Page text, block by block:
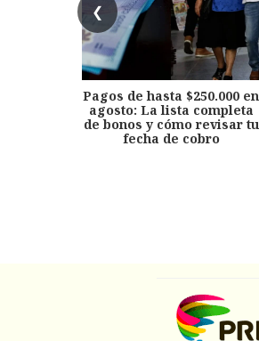
❮
Pagos de hasta $250.000 en
agosto: La lista completa
de bonos y cómo revisar tu
fecha de cobro